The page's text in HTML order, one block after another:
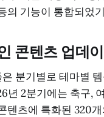
의 기능이 통합되었
콘텐츠 업데
분기별로 테마별
년 2분기에는 축구,
텐츠에 특화된 320